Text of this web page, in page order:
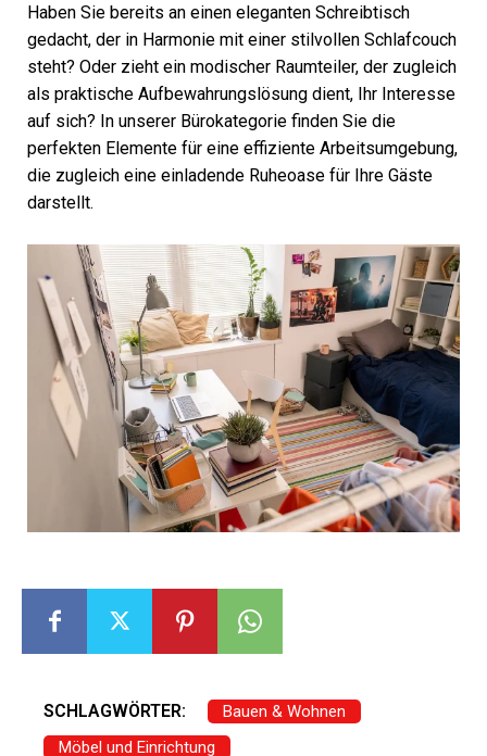
Haben Sie bereits an einen eleganten Schreibtisch
gedacht, der in Harmonie mit einer stilvollen Schlafcouch
steht? Oder zieht ein modischer Raumteiler, der zugleich
als praktische Aufbewahrungslösung dient, Ihr Interesse
auf sich? In unserer Bürokategorie finden Sie die
perfekten Elemente für eine effiziente Arbeitsumgebung,
die zugleich eine einladende Ruheoase für Ihre Gäste
darstellt.
SCHLAGWÖRTER:
Bauen & Wohnen
Möbel und Einrichtung